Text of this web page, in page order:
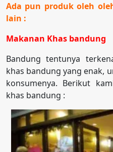
Ada pun produk oleh
lain :
Makanan Khas bandung
Bandung tentunya
khas bandung yang enak,
konsumenya. Berikut
khas bandung :